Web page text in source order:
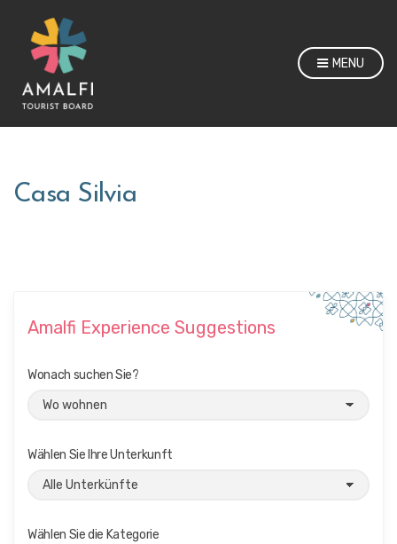
MENU
Casa Silvia
Amalfi Experience Suggestions
Wonach suchen Sie?
Wählen Sie Ihre Unterkunft
Wählen Sie die Kategorie